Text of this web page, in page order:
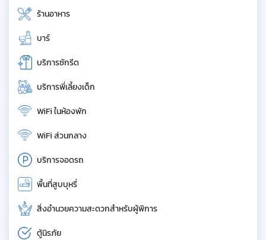
ร้านอาหาร
บาร์
บริการซักรีด
บริการพี่เลี้ยงเด็ก
WiFi ในห้องพัก
WiFi ส่วนกลาง
บริการจอดรถ
พื้นที่สูบบุหรี่
สิ่งอำนวยความสะดวกสำหรับผู้พิการ
ตู้นิรภัย